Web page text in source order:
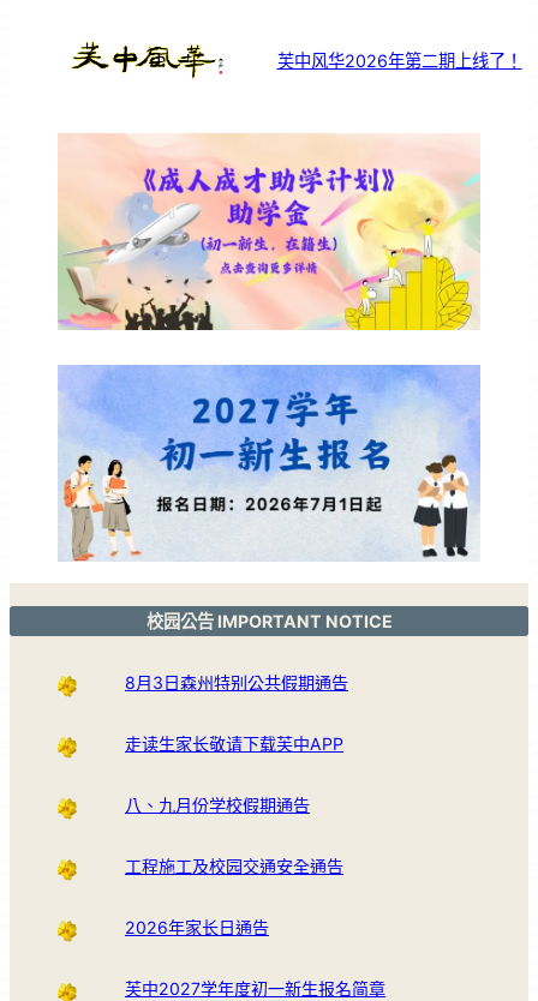
芙中风华2026年第二期上线了！
校园公告 IMPORTANT NOTICE
8月3日森州特别公共假期通告
走读生家长敬请下载芙中APP
八、九月份学校假期通告
工程施工及校园交通安全通告
2026年家长日通告
芙中2027学年度初一新生报名简章